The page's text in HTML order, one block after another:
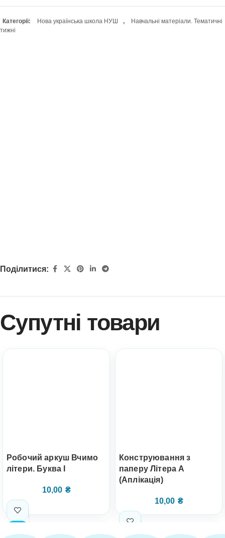
Категорії: Нова українська школа НУШ ,
Навчальні матеріали. Тематичні
тижні
Поділитися:
Супутні товари
Робочий аркуш Вчимо
літери. Буква І
10,00 ₴
Конструювання з
паперу Літера А
(Аплікація)
10,00 ₴